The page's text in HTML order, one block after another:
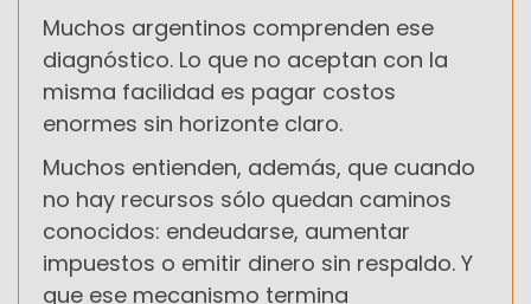
Muchos argentinos comprenden ese
diagnóstico. Lo que no aceptan con la
misma facilidad es pagar costos
enormes sin horizonte claro.
Muchos entienden, además, que cuando
no hay recursos sólo quedan caminos
conocidos: endeudarse, aumentar
impuestos o emitir dinero sin respaldo. Y
que ese mecanismo termina